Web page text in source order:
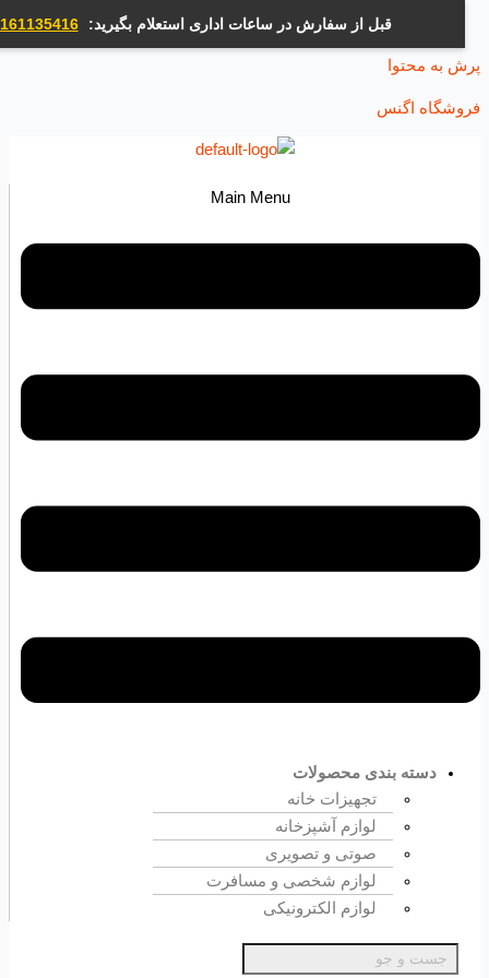
قبل از سفارش در ساعات اداری استعلام بگیرید: 09161135416
محتوا
اگنس
Main Menu
دسته بندی محصولات
تجهیزات خانه
لوازم آشپزخانه
صوتی و تصویری
لوازم شخصی و مسافرت
لوازم الکترونیکی